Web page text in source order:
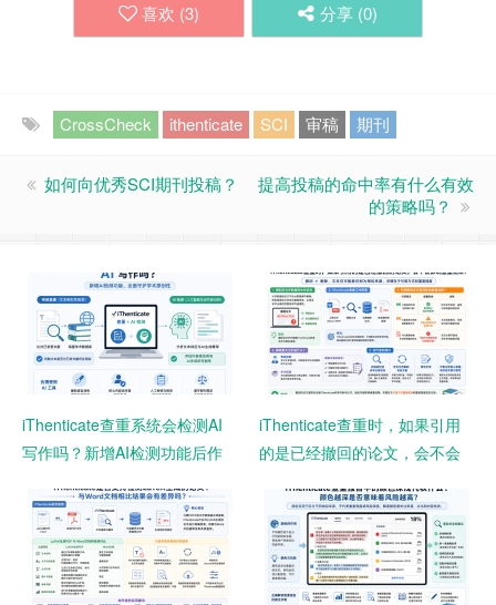
喜欢 (3) 分享 (0)
CrossCheck ithenticate SCI 审稿 期刊
如何向优秀SCI期刊投稿？
提高投稿的命中率有什么有效
的策略吗？
iThenticate查重系统会检测AI
写作吗？新增AI检测功能后作
iThenticate查重时，如果引用
的是已经撤回的论文，会不会